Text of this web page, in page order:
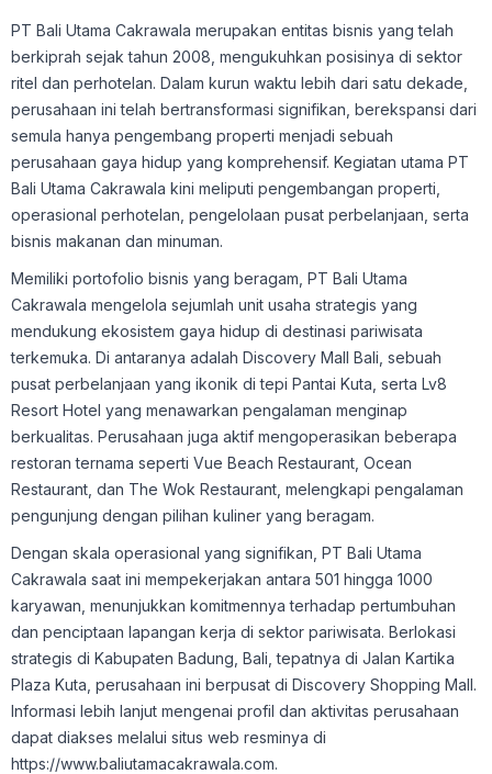
PT Bali Utama Cakrawala merupakan entitas bisnis yang telah
berkiprah sejak tahun 2008, mengukuhkan posisinya di sektor
ritel dan perhotelan. Dalam kurun waktu lebih dari satu dekade,
perusahaan ini telah bertransformasi signifikan, berekspansi dari
semula hanya pengembang properti menjadi sebuah
perusahaan gaya hidup yang komprehensif. Kegiatan utama PT
Bali Utama Cakrawala kini meliputi pengembangan properti,
operasional perhotelan, pengelolaan pusat perbelanjaan, serta
bisnis makanan dan minuman.
Memiliki portofolio bisnis yang beragam, PT Bali Utama
Cakrawala mengelola sejumlah unit usaha strategis yang
mendukung ekosistem gaya hidup di destinasi pariwisata
terkemuka. Di antaranya adalah Discovery Mall Bali, sebuah
pusat perbelanjaan yang ikonik di tepi Pantai Kuta, serta Lv8
Resort Hotel yang menawarkan pengalaman menginap
berkualitas. Perusahaan juga aktif mengoperasikan beberapa
restoran ternama seperti Vue Beach Restaurant, Ocean
Restaurant, dan The Wok Restaurant, melengkapi pengalaman
pengunjung dengan pilihan kuliner yang beragam.
Dengan skala operasional yang signifikan, PT Bali Utama
Cakrawala saat ini mempekerjakan antara 501 hingga 1000
karyawan, menunjukkan komitmennya terhadap pertumbuhan
dan penciptaan lapangan kerja di sektor pariwisata. Berlokasi
strategis di Kabupaten Badung, Bali, tepatnya di Jalan Kartika
Plaza Kuta, perusahaan ini berpusat di Discovery Shopping Mall.
Informasi lebih lanjut mengenai profil dan aktivitas perusahaan
dapat diakses melalui situs web resminya di
https://www.baliutamacakrawala.com.